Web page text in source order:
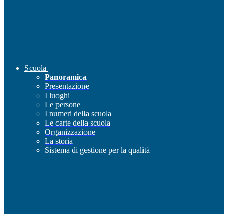
Scuola
Panoramica
Presentazione
I luoghi
Le persone
I numeri della scuola
Le carte della scuola
Organizzazione
La storia
Sistema di gestione per la qualità